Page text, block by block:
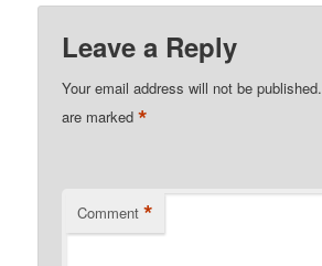
Leave a Reply
Your email address will not be published.
are marked*
Comment *